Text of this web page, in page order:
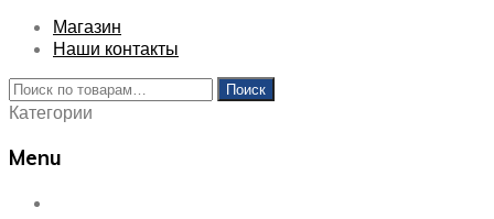
Магазин
Наши контакты
Искать:
Поиск
Категории
Menu
Skip